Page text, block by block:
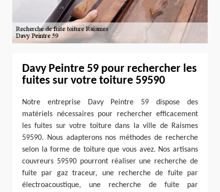
Davy Peintre 59 pour rechercher les
fuites sur votre toiture 59590
Notre entreprise Davy Peintre 59 dispose des
matériels nécessaires pour rechercher efficacement
les fuites sur votre toiture dans la ville de Raismes
59590. Nous adapterons nos méthodes de recherche
selon la forme de toiture que vous avez. Nos artisans
couvreurs 59590 pourront réaliser une recherche de
fuite par gaz traceur, une recherche de fuite par
électroacoustique, une recherche de fuite par